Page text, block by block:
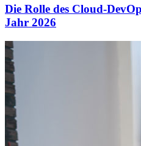
Die Rolle des Cloud-
Jahr 2026